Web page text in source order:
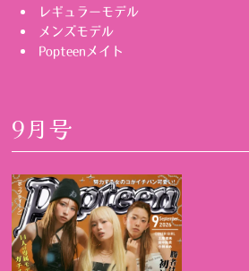
レギュラーモデル
メンズモデル
Popteenメイト
9月号